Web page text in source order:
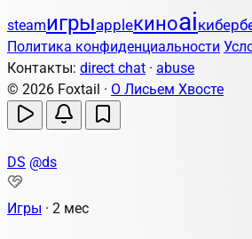
steamигрыappleкиноai
Политика конфиденциальности
Контакты: direct chat · abuse
© 2026 Foxtail · О Лисьем Хвосте
DS @ds
Игры · 2 мес